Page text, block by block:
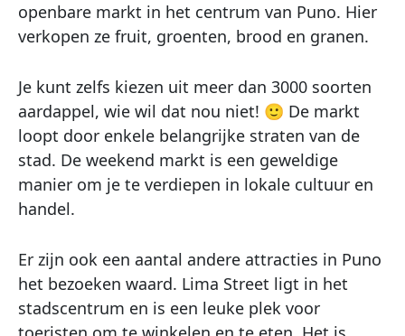
openbare markt in het centrum van Puno. Hier
verkopen ze fruit, groenten, brood en granen.
Je kunt zelfs kiezen uit meer dan 3000 soorten
aardappel, wie wil dat nou niet! 🙂 De markt
loopt door enkele belangrijke straten van de
stad. De weekend markt is een geweldige
manier om je te verdiepen in lokale cultuur en
handel.
Er zijn ook een aantal andere attracties in Puno
het bezoeken waard. Lima Street ligt in het
stadscentrum en is een leuke plek voor